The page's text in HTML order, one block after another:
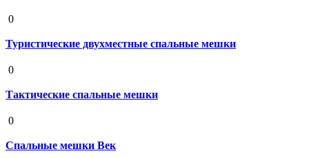
0
Туристические двухместные спальные мешки
0
Тактические спальные мешки
0
Спальные мешки Век